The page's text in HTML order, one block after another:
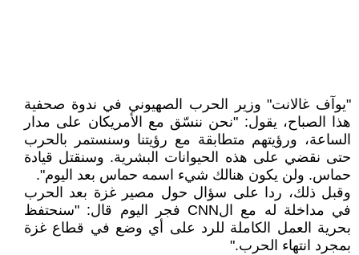
"يوآف غالانت" وزير الحرب الصهيوني في ندوة صحفية
هذا الصباح، يقول: "نحن ننسّق مع الأمريكان على مدار
الساعة، ورؤيتهم متطابقة مع رؤيتنا وسنستمر بالحرب
حتى نقضي على هذه الحيوانات البشرية. وسنقتل قيادة
حماس. ولن يكون هنالك شيء اسمه حماس بعد اليوم".
وقبل ذلك، ردا على سؤال حول مصير غزة بعد الحرب
في مداخلة له مع الCNN فجر اليوم قال: "سنحتفظ
بحرية العمل الكاملة للرد على أي وضع في قطاع غزة
بمجرد انتهاء الحرب."